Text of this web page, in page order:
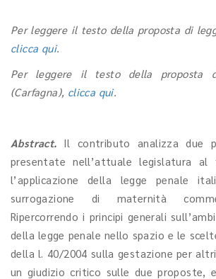
Per leggere il testo della proposta di
clicca qui.
Per leggere il testo della proposta
(Carfagna), clicca qui.
Abstract. Il contributo analizza due
presentate nell’attuale legislatura al
l’applicazione della legge penale
surrogazione di maternità
Ripercorrendo i principi generali
della legge penale nello spazio e le
della l. 40/2004 sulla gestazione per
un giudizio critico sulle due proposte,